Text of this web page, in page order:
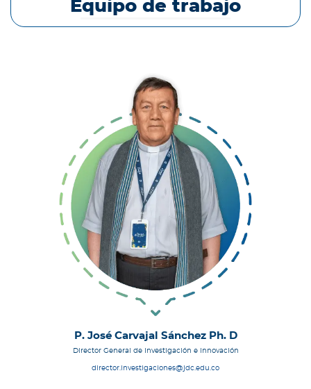
Equipo de trabajo
P. José Carvajal Sánchez Ph. D
Director General de Investigación e Innovación
director.investigaciones@jdc.edu.co